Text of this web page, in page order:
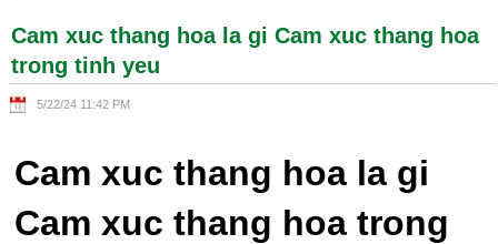
Cam xuc thang hoa la gi Cam xuc thang hoa
trong tinh yeu
5/22/24 11:42 PM
Cam xuc thang hoa la gi
Cam xuc thang hoa trong